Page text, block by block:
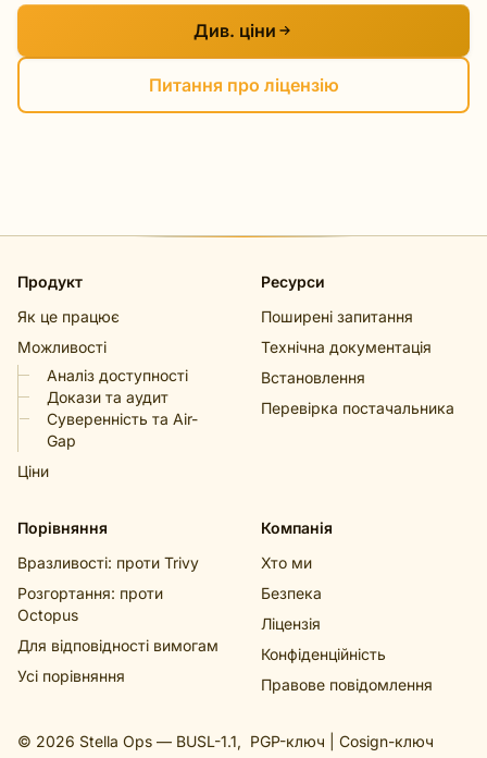
Див. ціни
Питання про ліцензію
Продукт
Як це працює
Можливості
Аналіз доступності
Докази та аудит
Суверенність та Air-
Gap
Ціни
Ресурси
Поширені запитання
Технічна документація
Встановлення
Перевірка постачальника
Порівняння
Вразливості: проти Trivy
Розгортання: проти
Octopus
Для відповідності вимогам
Усі порівняння
Компанія
Хто ми
Безпека
Ліцензія
Конфіденційність
Правове повідомлення
© 2026 Stella Ops — BUSL-1.1, PGP-ключ Cosign-ключ